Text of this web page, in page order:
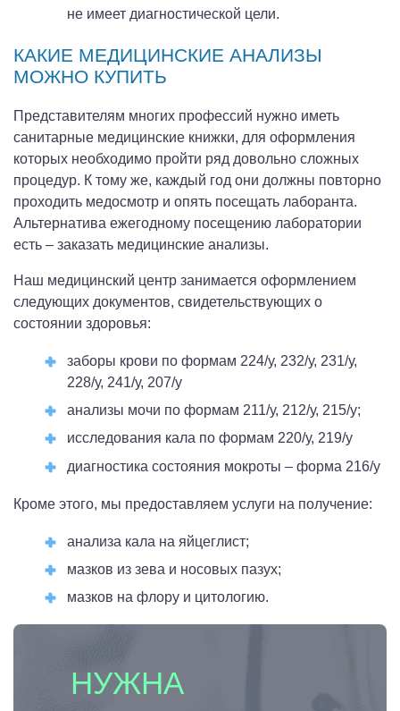
не имеет диагностической цели.
КАКИЕ МЕДИЦИНСКИЕ АНАЛИЗЫ
МОЖНО КУПИТЬ
Представителям многих профессий нужно иметь
санитарные медицинские книжки, для оформления
которых необходимо пройти ряд довольно сложных
процедур. К тому же, каждый год они должны повторно
проходить медосмотр и опять посещать лаборанта.
Альтернатива ежегодному посещению лаборатории
есть – заказать медицинские анализы.
Наш медицинский центр занимается оформлением
следующих документов, свидетельствующих о
состоянии здоровья:
заборы крови по формам 224/у, 232/у, 231/у,
228/у, 241/у, 207/у
анализы мочи по формам 211/у, 212/у, 215/у;
исследования кала по формам 220/у, 219/у
диагностика состояния мокроты – форма 216/у
Кроме этого, мы предоставляем услуги на получение:
анализа кала на яйцеглист;
мазков из зева и носовых пазух;
мазков на флору и цитологию.
НУЖНА